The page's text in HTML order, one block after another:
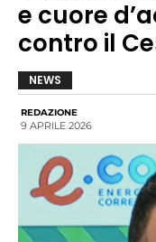
e cuore
contro il
NEWS
REDAZIONE
9 APRILE 2026